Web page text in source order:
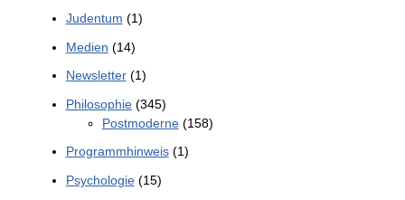
Judentum (1)
Medien (14)
Newsletter(1)
Philosophie(345)
Postmoderne(158)
Programmhinweis(1)
Psychologie(15)